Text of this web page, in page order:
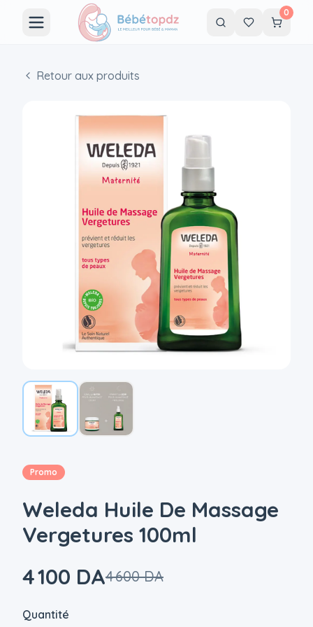
0
Retour aux produits
Promo
Weleda Huile De Massage
Vergetures 100ml
4 100 DA
| 4 600 DA
Quantité